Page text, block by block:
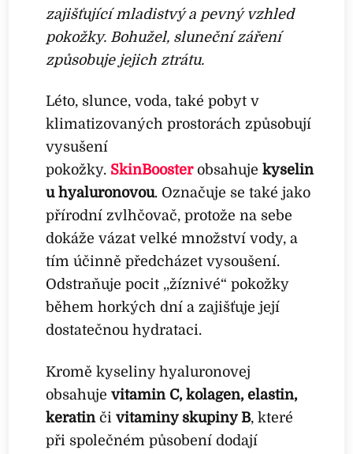
zajišťující mladistvý a pevný vzhled
pokožky. Bohužel, sluneční záření
způsobuje jejich ztrátu.
Léto, slunce, voda, také pobyt v
klimatizovaných prostorách způsobují
vysušení
pokožky. SkinBooster obsahujekyselin
u hyaluronovou. Označuje se také jako
přírodní zvlhčovač, protože na sebe
dokáže vázat velké množství vody, a
tím účinně předcházet vysoušení.
Odstraňuje pocit ,,žíznivé“ pokožky
během horkých dní a zajišťuje její
dostatečnou hydrataci.
Kromě kyseliny hyaluronovej
obsahujevitamin C, kolagen, elastin,
keratinčivitaminy skupiny B, které
při společném působení dodají